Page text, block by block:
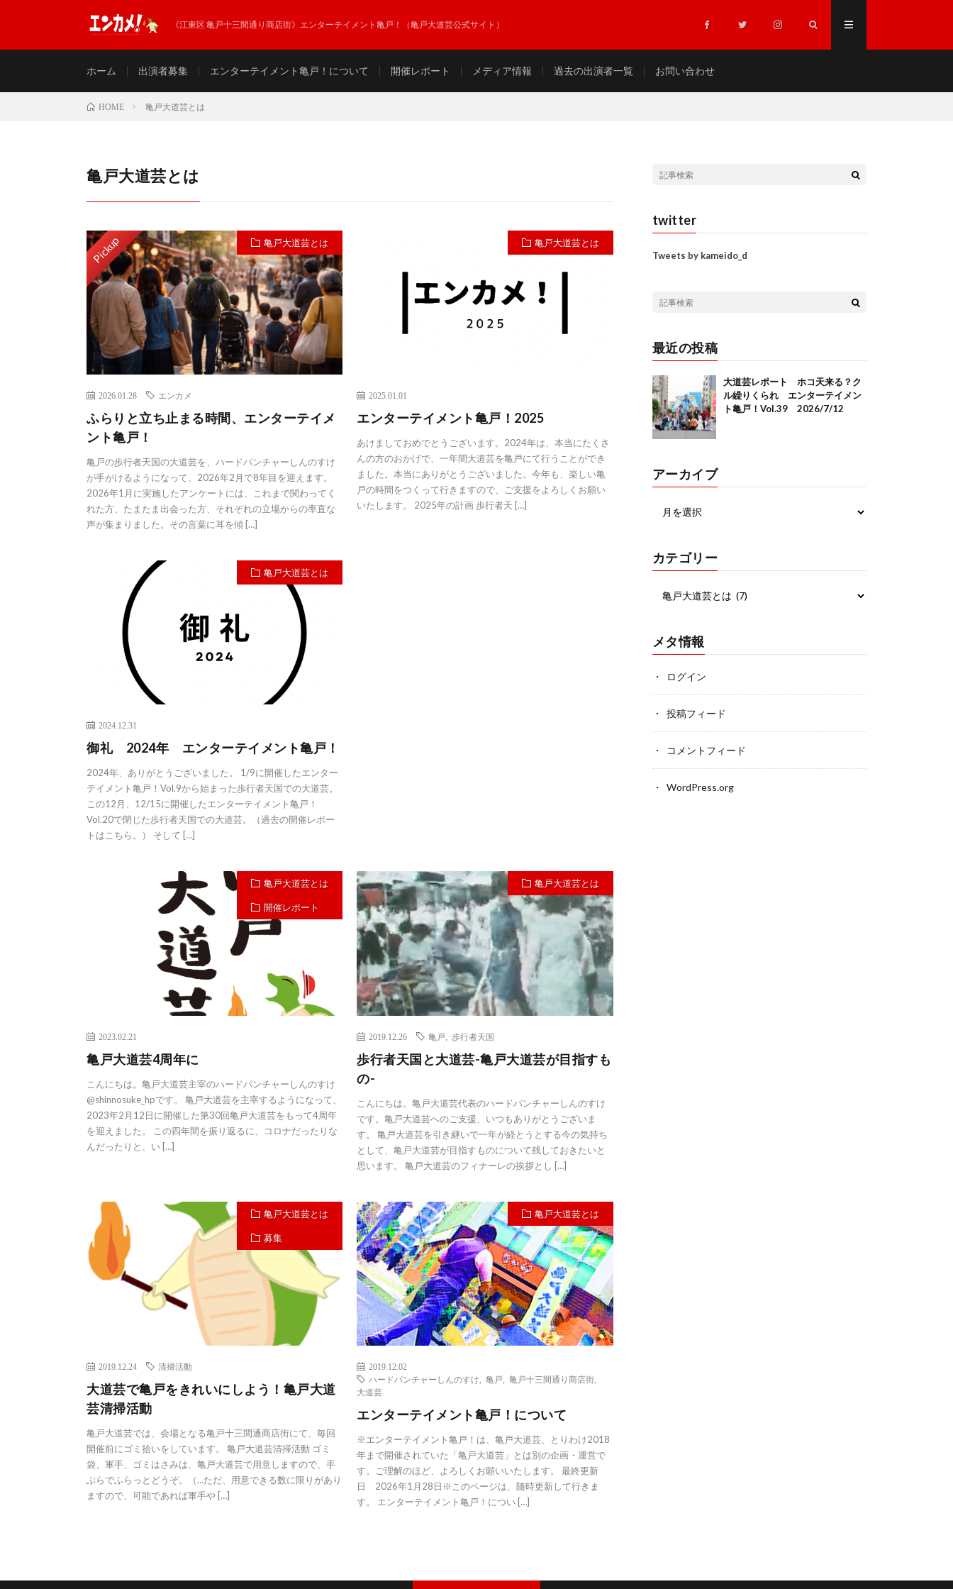
《江東区 亀戸十三間通り商店街》エンターテイメント亀戸！（亀戸大道芸公式サイト）
ホーム 出演者募集 エンターテイメント亀戸！について 開催レポート メディア情報 過去の出演者一覧 お問い合わせ
HOME 亀戸大道芸とは
亀戸大道芸とは
Pickup 亀戸大道芸とは
2026.01.28 エンカメ
ふらりと立ち止まる時間、エンターテイメ
ント亀戸！
亀戸の歩行者天国の大道芸を、ハードパンチャーしんのすけ
が手がけるようになって、2026年2月で8年目を迎えます。
2026年1月に実施したアンケートには、これまで関わってく
れた方、たまたま出会った方、それぞれの立場からの率直な
声が集まりました。その言葉に耳を傾 […]
亀戸大道芸とは
2025.01.01
エンターテイメント亀戸！2025
あけましておめでとうございます。2024年は、本当にたくさ
んの方のおかげで、一年間大道芸を亀戸にて行うことができ
ました。本当にありがとうございました。今年も、楽しい亀
戸の時間をつくって行きますので、ご支援をよろしくお願い
いたします。 2025年の計画 歩行者天 […]
亀戸大道芸とは
2024.12.31
御礼 2024年 エンターテイメント亀戸！
2024年、ありがとうございました。 1/9に開催したエンター
テイメント亀戸！Vol.9から始まった歩行者天国での大道芸。
この12月、12/15に開催したエンターテイメント亀戸！
Vol.20で閉じた歩行者天国での大道芸。（過去の開催レポー
トはこちら。） そして […]
亀戸大道芸とは
開催レポート
2023.02.21
亀戸大道芸4周年に
こんにちは。亀戸大道芸主宰のハードパンチャーしんのすけ
@shinnosuke_hpです。 亀戸大道芸を主宰するようになって、
2023年2月12日に開催した第30回亀戸大道芸をもって4周年
を迎えました。 この四年間を振り返るに、コロナだったりな
んだったりと、い […]
亀戸大道芸とは
2019.12.26 亀戸 ,歩行者天国
歩行者天国と大道芸-亀戸大道芸が目指すも
の-
こんにちは。亀戸大道芸代表のハードパンチャーしんのすけ
です。亀戸大道芸へのご支援、いつもありがとうございま
す。 亀戸大道芸を引き継いで一年が経とうとする今の気持ち
として、亀戸大道芸が目指すものについて残しておきたいと
思います。 亀戸大道芸のフィナーレの挨拶とし […]
亀戸大道芸とは
募集
2019.12.24 清掃活動
大道芸で亀戸をきれいにしよう！亀戸大道
芸清掃活動
亀戸大道芸では、会場となる亀戸十三間通商店街にて、毎回
開催前にゴミ拾いをしています。 亀戸大道芸清掃活動 ゴミ
袋、軍手、ゴミはさみは、亀戸大道芸で用意しますので、手
ぶらでふらっとどうぞ。（…ただ、用意できる数に限りがあり
ますので、可能であれば軍手や […]
亀戸大道芸とは
2019.12.02
ハードパンチャーしんのすけ
,亀戸 ,亀戸十三間通り商店街
大道芸
エンターテイメント亀戸！について
※エンターテイメント亀戸！は、亀戸大道芸、とりわけ2018
年まで開催されていた「亀戸大道芸」とは別の企画・運営で
す。ご理解のほど、よろしくお願いいたします。 最終更新
日 2026年1月28日※このページは、随時更新して行きま
す。 エンターテイメント亀戸！につい […]
twitter
Tweets by kameido_d
最近の投稿
大道芸レポート ホコ天来る？ク
ル繰りくられ エンターテイメン
ト亀戸！Vol.39 2026/7/12
アーカイブ
カテゴリー
メタ情報
ログイン
投稿フィード
コメントフィード
WordPress.org